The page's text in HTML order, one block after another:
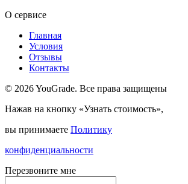
О сервисе
Главная
Условия
Отзывы
Контакты
© 2026 YouGrade. Все права защищены
Нажав на кнопку «Узнать стоимость»,
вы принимаете Политику
конфиденциальности
Перезвоните мне